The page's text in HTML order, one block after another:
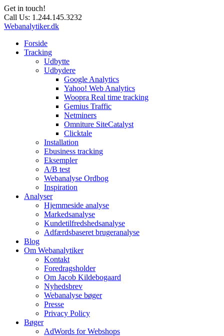
Get in touch!
Call Us: 1.244.145.3232
Webanalytiker.dk
Forside
Tracking
Udbytte
Udbydere
Google Analytics
Yahoo! Web Analytics
Woopra Real time tracking
Gemius Traffic
Netminers
Omniture SiteCatalyst
Clicktale
Installation
Ebusiness tracking
Eksempler
A/B test
Webanalyse Ordbog
Inspiration
Analyser
Hjemmeside analyse
Markedsanalyse
Kundetilfredshedsanalyse
Adfærdsbaseret brugeranalyse
Blog
Om Webanalytiker
Kontakt
Foredragsholder
Om Jacob Kildebogaard
Nyhedsbrev
Webanalyse bøger
Presse
Privacy Policy
Bøger
AdWords for Webshops